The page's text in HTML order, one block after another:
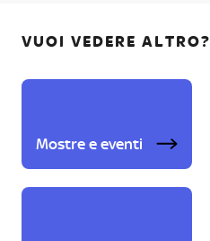
VUOI VEDERE ALTRO?
Mostre e eventi